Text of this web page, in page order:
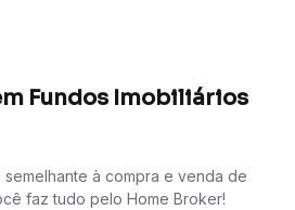
Fundos Imobiliários
semelhante à compra e venda de
faz tudo pelo Home Broker!